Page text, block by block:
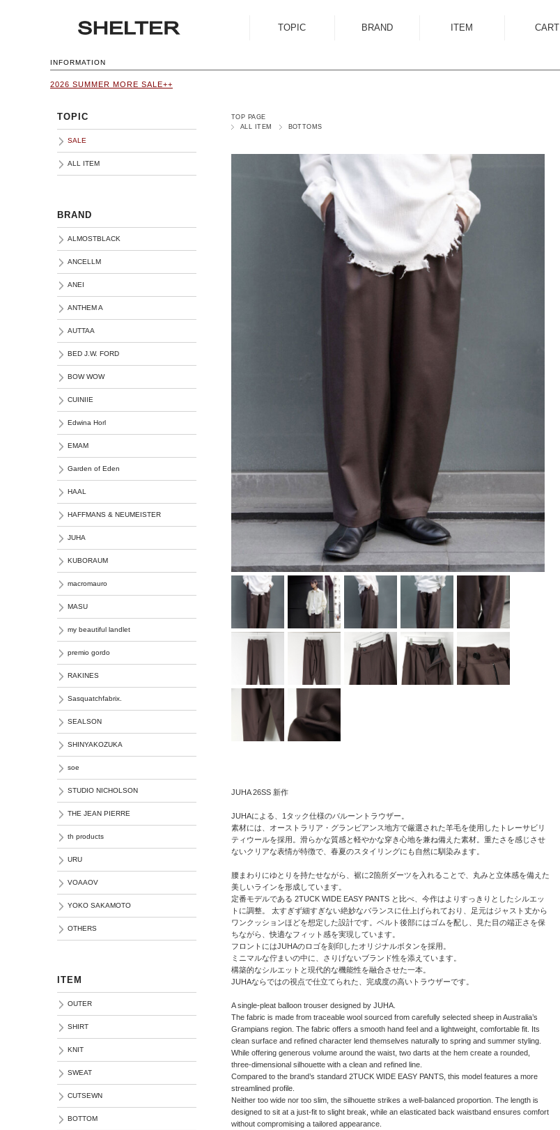
TOPIC BRAND
BED J.W. FORD
BOW WOW
CUINIIE
Edwina Horl
EMAM
MASU
my beautiful
landlet
premio gordo
RAKINES
Sasquatchfabrix.
SEALSON
SHINYAKOZUKA
soe
STUDIO
YOKO
SAKAMOTO
ITEM
CUTSEWN
BOTTOM
HAT/CAP
EYEWEAR
ACCESSORY
BAG
WRAPPING
CART
INFORMATION
2026 SUMMER MORE SALE++
TOP PAGE
ALL ITEM
BOTTOMS
JUHA 26SS 新作
JUHAによる、1タック仕様のバルーントラウザー。
素材には、オーストラリア・グランビアンス地方で厳選された羊毛を使用したトレーサビリ
ティウールを採用。滑らかな質感と軽やかな穿き心地を兼ね備えた素材。重たさを感じさせ
ないクリアな表情が特徴で、春夏のスタイリングにも自然に馴染みます。
腰まわりにゆとりを持たせながら、裾に2箇所ダーツを入れることで、丸みと立体感を備えた
美しいラインを形成しています。
定番モデルである 2TUCK WIDE EASY PANTS と比べ、今作はよりすっきりとしたシルエッ
トに調整。 太すぎず細すぎない絶妙なバランスに仕上げられており、足元はジャスト丈から
ワンクッションほどを想定した設計です。ベルト後部にはゴムを配し、見た目の端正さを保
ちながら、快適なフィット感を実現しています。
フロントにはJUHAのロゴを刻印したオリジナルボタンを採用。
ミニマルな佇まいの中に、さりげないブランド性を添えています。
構築的なシルエットと現代的な機能性を融合させた一本。
JUHAならではの視点で仕立てられた、完成度の高いトラウザーです。
A single-pleat balloon trouser designed by JUHA.
The fabric is made from traceable wool sourced from carefully selected sheep in Australia’s
Grampians region. The fabric offers a smooth hand feel and a lightweight, comfortable fit. Its
clean surface and refined character lend themselves naturally to spring and summer styling.
While offering generous volume around the waist, two darts at the hem create a rounded,
three-dimensional silhouette with a clean and refined line.
Compared to the brand’s standard 2TUCK WIDE EASY PANTS, this model features a more
streamlined profile.
Neither too wide nor too slim, the silhouette strikes a well-balanced proportion. The length is
designed to sit at a just-fit to slight break, while an elasticated back waistband ensures comfort
without compromising a tailored appearance.
TOPIC
SALE
ALL ITEM
BRAND
ALMOSTBLACK
ANCELLM
ANEI
ANTHEM A
AUTTAA
BED J.W. FORD
BOW WOW
CUINIIE
Edwina Horl
EMAM
Garden of Eden
HAAL
HAFFMANS & NEUMEISTER
JUHA
KUBORAUM
macromauro
MASU
my beautiful landlet
premio gordo
RAKINES
Sasquatchfabrix.
SEALSON
SHINYAKOZUKA
soe
STUDIO NICHOLSON
THE JEAN PIERRE
th products
URU
VOAAOV
YOKO SAKAMOTO
OTHERS
ITEM
OUTER
SHIRT
KNIT
SWEAT
CUTSEWN
BOTTOM